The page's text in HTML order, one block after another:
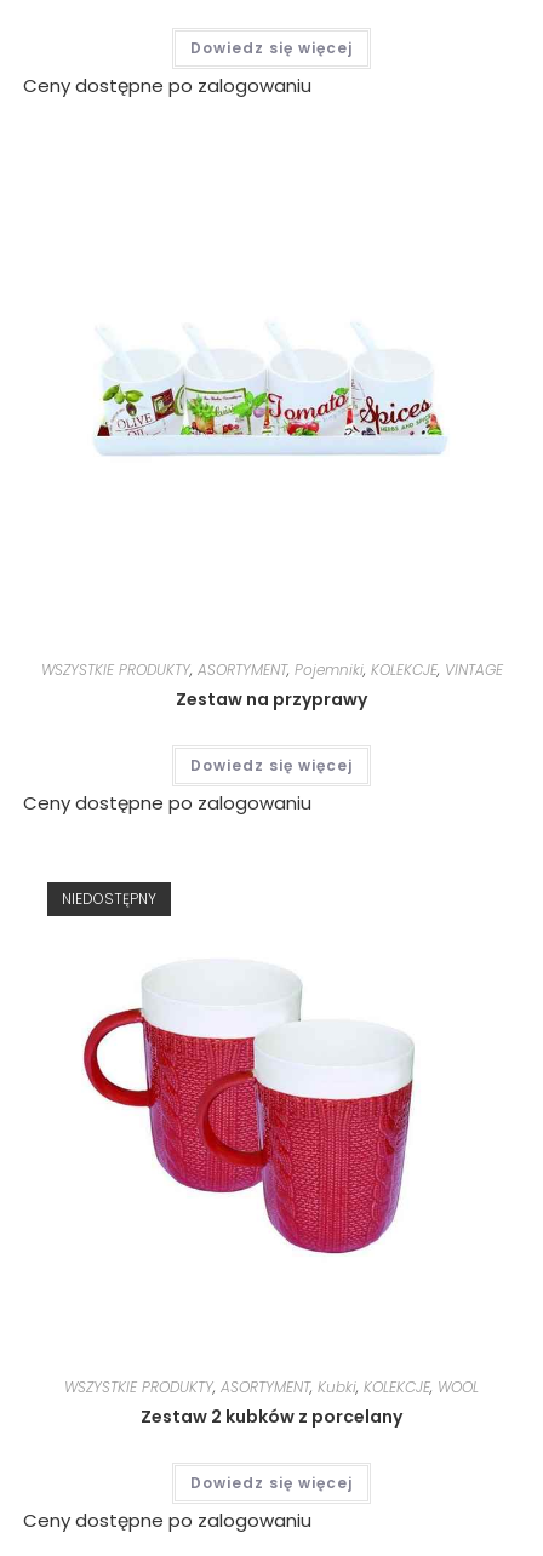
Dowiedz się więcej
Ceny dostępne po zalogowaniu
WSZYSTKIE PRODUKTY, ASORTYMENT, Pojemniki, KOLEKCJE, VINTAGE
Zestaw na przyprawy
Dowiedz się więcej
Ceny dostępne po zalogowaniu
NIEDOSTĘPNY
WSZYSTKIE PRODUKTY, ASORTYMENT, Kubki, KOLEKCJE, WOOL
Zestaw 2 kubków z porcelany
Dowiedz się więcej
Ceny dostępne po zalogowaniu